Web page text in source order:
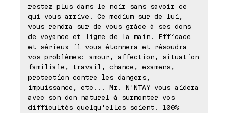
restez plus dans le noir sans savoir ce
qui vous arrive. Ce medium sur de lui,
vous rendra sur de vous grâce à ses dons
de voyance et ligne de la main. Efficace
et sérieux il vous étonnera et résoudra
vos problèmes: amour, affection, situation
familiale, travail, chance, examens,
protection contre les dangers,
impuissance, etc... Mr. N'NTAY vous aidera
avec son don naturel à surmonter vos
difficultés quelqu'elles soient. 100%